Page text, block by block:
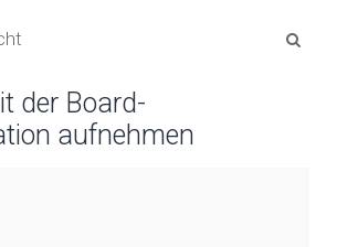
der Board-
aufnehmen